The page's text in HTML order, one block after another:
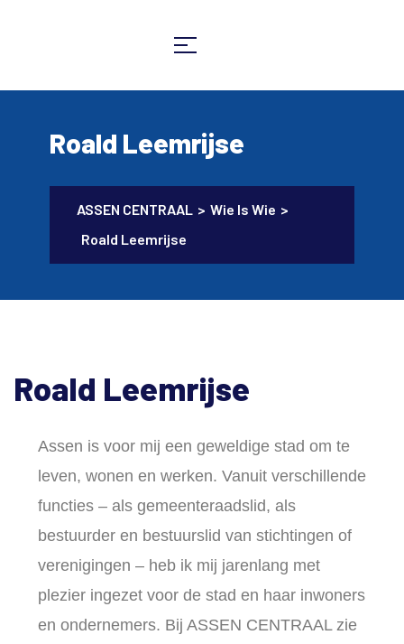
Roald Leemrijse
ASSEN CENTRAAL > Wie Is Wie >
Roald Leemrijse
Roald Leemrijse
Assen is voor mij een geweldige stad om te
leven, wonen en werken. Vanuit verschillende
functies – als gemeenteraadslid, als
bestuurder en bestuurslid van stichtingen of
verenigingen – heb ik mij jarenlang met
plezier ingezet voor de stad en haar inwoners
en ondernemers. Bij ASSEN CENTRAAL zie